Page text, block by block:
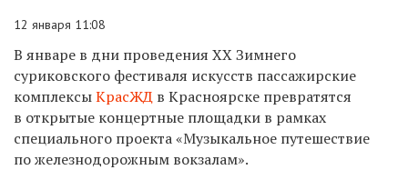
12 января 11:08
В январе в дни проведения XX Зимнего
суриковского фестиваля искусств пассажирские
комплексыКрасЖД в Красноярске превратятся
в открытые концертные площадки в рамках
специального проекта «Музыкальное путешествие
по железнодорожным вокзалам».